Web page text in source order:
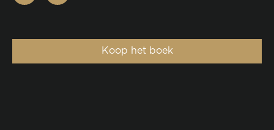
Koop het boek